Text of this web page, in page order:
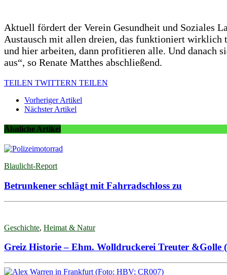
Aktuell fördert der Verein Gesundheit und Soziales
Austausch mit allen dreien, das funktioniert wirklich
und hier arbeiten, dann profitieren alle. Und danach
aus“, so Renate Matthes abschließend.
TEILEN TWITTERN TEILEN
Vorheriger Artikel
Nächster Artikel
Ähnliche Artikel
Blaulicht-Report
Betrunkener schlägt mit Fahrradschloss zu
Geschichte, Heimat & Natur
Greiz Historie – Ehm. Wolldruckerei Treuter &Golle